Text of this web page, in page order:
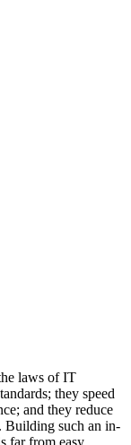
laws of IT
they speed
and they reduce
Building such an in-